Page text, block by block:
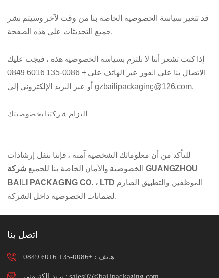
قد تتغير سياسة الخصوصية الخاصة بنا من وقت لآخر وسيتم نشر
جميع التحديثات على هذه الصفحة.
إذا كنت تشعر أننا لا نلتزم بسياسة الخصوصية هذه ، فيجب عليك
الاتصال بنا على الفور عبر الهاتف على + 0086-135 6016 0849
أو عبر البريد الإلكتروني إلى gzbailipackaging@126.com.
التزام شركتنا بخصوصيتك:
للتأكد من أن معلوماتك الشخصية آمنة ، فإننا ننقل إرشادات
الخصوصية والأمان الخاصة بنا للجميع شركة GUANGZHOU
BAILI PACKAGING CO. ، LTD
لضمانات الخصوصية داخل الشركة.
اتصل بنا
هاتف : +0086-135 6016 0849
بريد إلكتروني : sales07@bailipackaging.com